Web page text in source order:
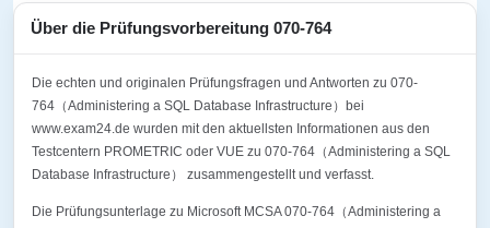
Über die Prüfungsvorbereitung 070-764
Die echten und originalen Prüfungsfragen und Antworten zu 070-
764（Administering a SQL Database Infrastructure）bei
www.exam24.de wurden mit den aktuellsten Informationen aus den
Testcentern PROMETRIC oder VUE zu 070-764（Administering a SQL
Database Infrastructure） zusammengestellt und verfasst.
Die Prüfungsunterlage zu Microsoft MCSA 070-764（Administering a